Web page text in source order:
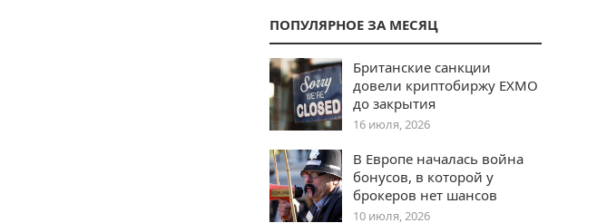
ПОПУЛЯРНОЕ ЗА МЕСЯЦ
Британские санкции
довели криптобиржу EXMO
до закрытия
16 июля, 2026
В Европе началась война
бонусов, в которой у
брокеров нет шансов
10 июля, 2026